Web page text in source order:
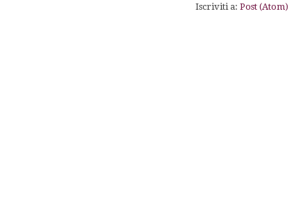
Iscriviti a:Post (Atom)